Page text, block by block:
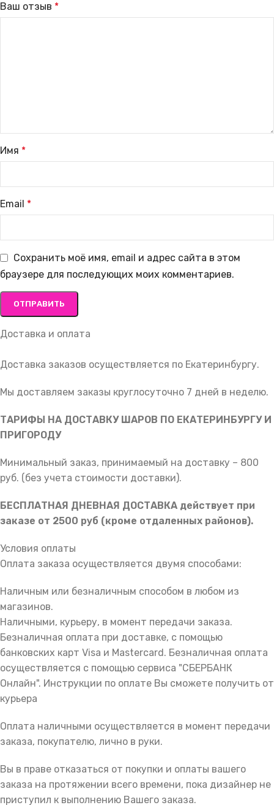
Ваш отзыв *
Имя *
Email *
Сохранить моё имя, email и адрес сайта в этом
браузере для последующих моих комментариев.
Доставка и оплата
Доставка заказов осуществляется по Екатеринбургу.
Мы доставляем заказы круглосуточно 7 дней в неделю.
ТАРИФЫ НА ДОСТАВКУ ШАРОВ ПО ЕКАТЕРИНБУРГУ И
ПРИГОРОДУ
Минимальный заказ, принимаемый на доставку – 800
руб. (без учета стоимости доставки).
БЕСПЛАТНАЯ ДНЕВНАЯ ДОСТАВКА действует при
заказе от 2500 руб (кроме отдаленных районов).
Условия оплаты
Оплата заказа осуществляется двумя способами:
Наличным или безналичным способом в любом из
магазинов.
Наличными, курьеру, в момент передачи заказа.
Безналичная оплата при доставке, с помощью
банковских карт Visa и Mastercard. Безналичная оплата
осуществляется с помощью сервиса "СБЕРБАНК
Онлайн". Инструкции по оплате Вы сможете получить от
курьера
Оплата наличными осуществляется в момент передачи
заказа, покупателю, лично в руки.
Вы в праве отказаться от покупки и оплаты вашего
заказа на протяжении всего времени, пока дизайнер не
приступил к выполнению Вашего заказа.